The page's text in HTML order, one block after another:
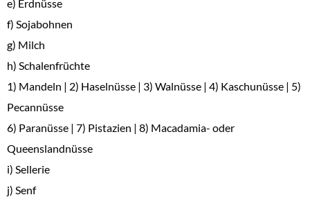
e) Erdnüsse
f) Sojabohnen
g) Milch
h) Schalenfrüchte
1) Mandeln | 2) Haselnüsse | 3) Walnüsse | 4) Kaschunüsse | 5)
Pecannüsse
6) Paranüsse | 7) Pistazien | 8) Macadamia- oder
Queenslandnüsse
i) Sellerie
j) Senf